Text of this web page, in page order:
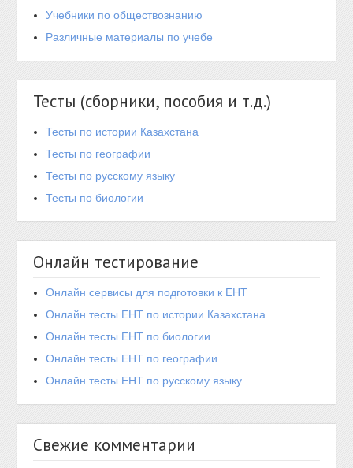
Учебники по обществознанию
Различные материалы по учебе
Тесты (сборники, пособия и т.д.)
Тесты по истории Казахстана
Тесты по географии
Тесты по русскому языку
Тесты по биологии
Онлайн тестирование
Онлайн сервисы для подготовки к ЕНТ
Онлайн тесты ЕНТ по истории Казахстана
Онлайн тесты ЕНТ по биологии
Онлайн тесты ЕНТ по географии
Онлайн тесты ЕНТ по русскому языку
Свежие комментарии